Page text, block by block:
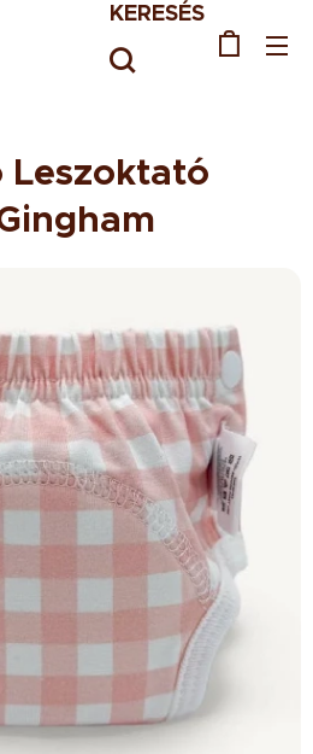
KERESÉS
Leszoktató